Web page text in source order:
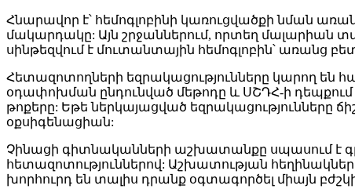
Հնարավոր է՝ հեմոգլոբինի կառուցվածքի նման
մակարդակը: Այն շրջաններում, որտեղ մալարիան
սինթեզվում է մուտանտային հեմոգլոբին՝ առանց
Հետազոտողների եզրակացությունները կարող են
օդափոխման ընդունված մեթոդը և ՍՇԴՀ-ի դեպքում
թոքերը: Եթե ներկայացված եզրակացությունները
օքսիգենացիան:
Չինացի գիտնականների աշխատանքը սպասում է
հետազոտություններով: Աշխատության
խորհուրդ են տալիս դրանք օգտագործել միայն բժշկի